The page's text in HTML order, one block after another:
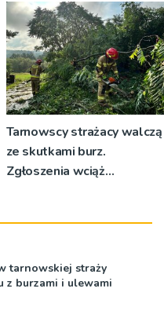
rozsądnym wyjściem?
Tarnowscy strażacy walczą
ze skutkami burz.
Zgłoszenia wciąż
tarnowskiej straży
z burzami i ulewami